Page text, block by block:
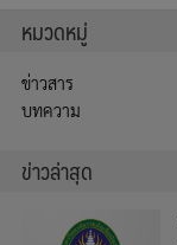
หมวดหมู่
ข่าวสาร
บทความ
ข่าวล่าสุด